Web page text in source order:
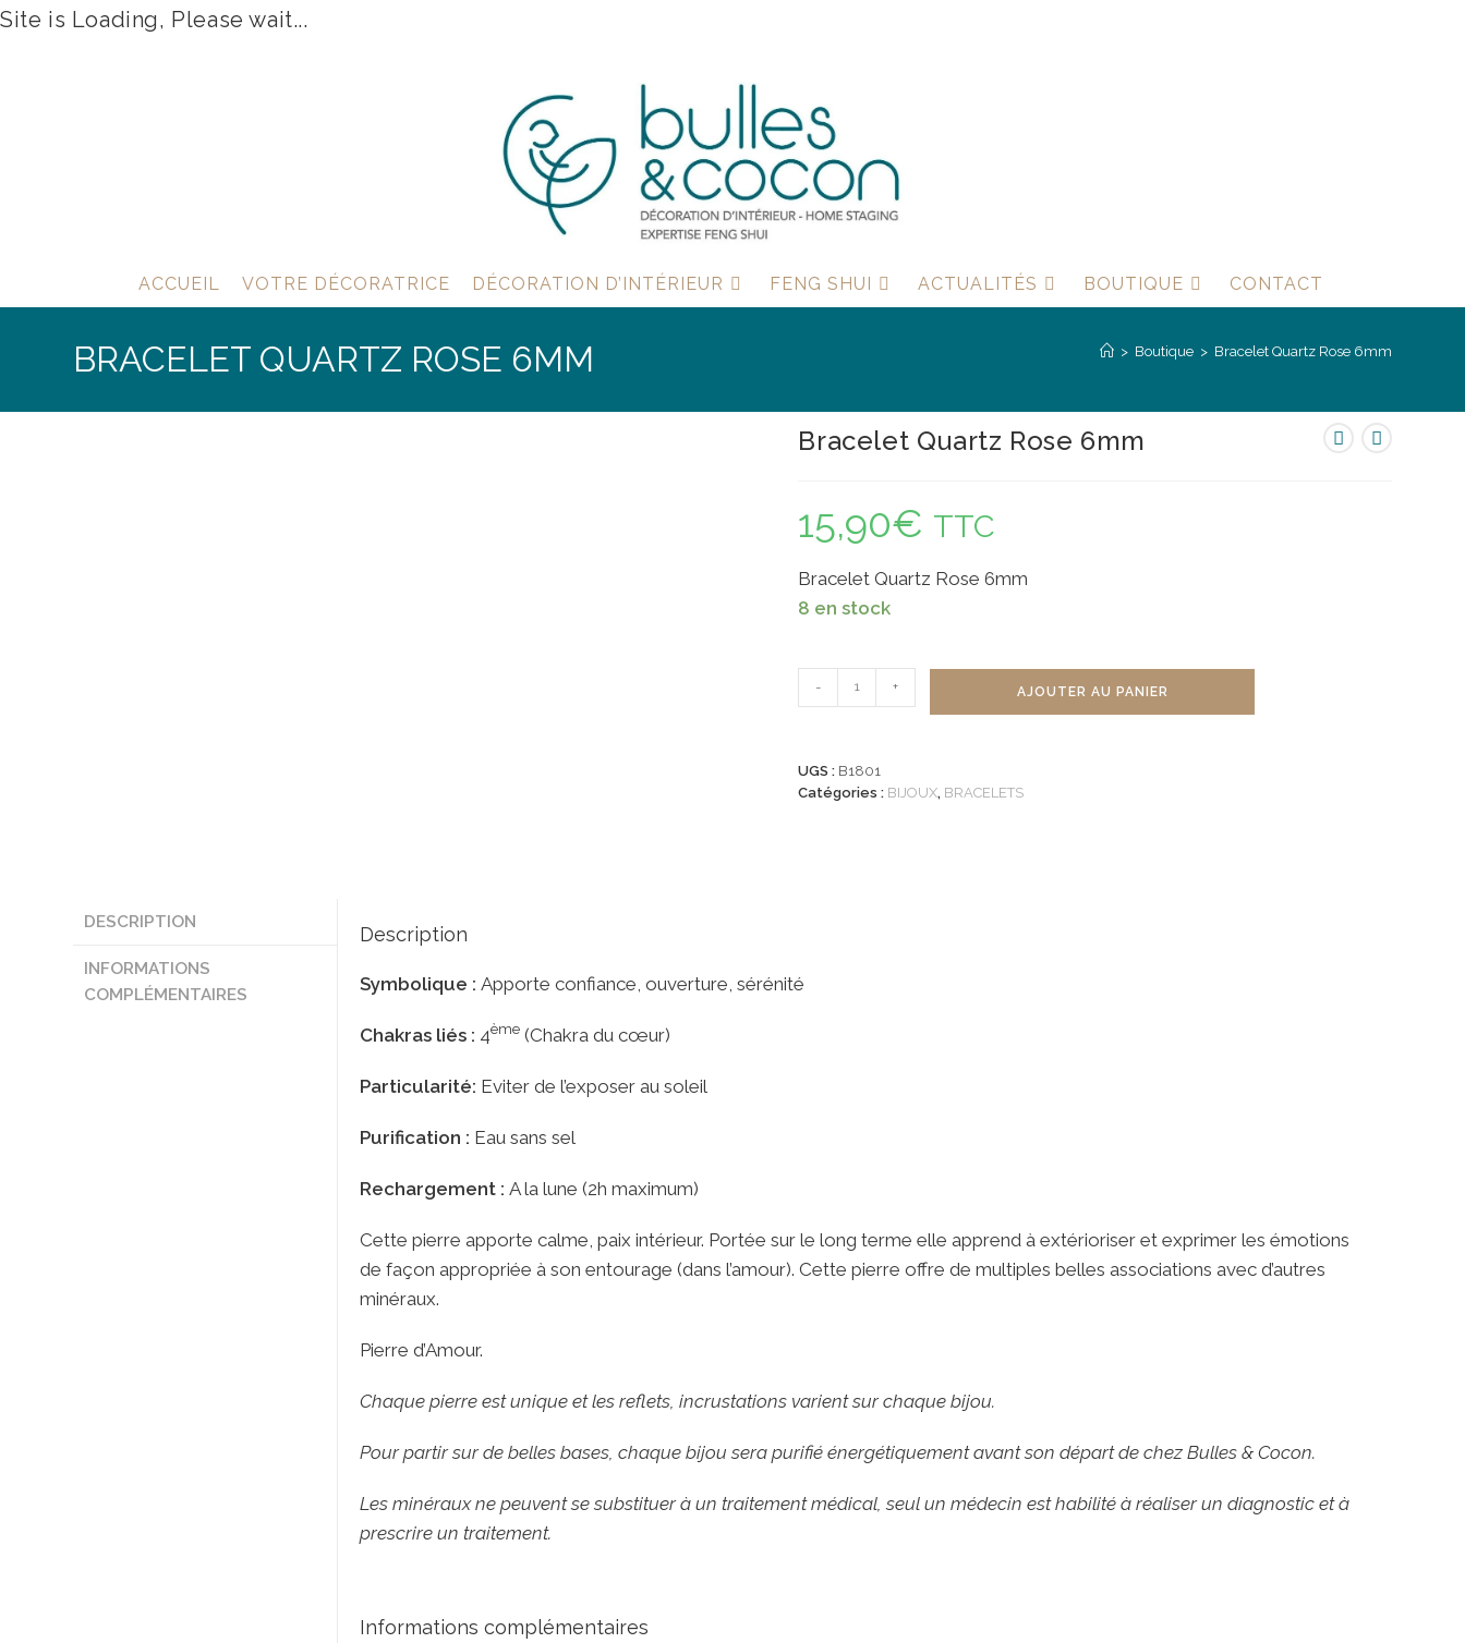
Site is Loading, Please wait...
ACCUEIL VOTRE DÉCORATRICE DÉCORATION D’INTÉRIEUR FENG SHUI ACTUALITÉS BOUTIQUE CONTACT
BRACELET QUARTZ ROSE 6MM > Boutique > Bracelet Quartz Rose 6mm
Bracelet Quartz Rose 6mm
15,90€ TTC
Bracelet Quartz Rose 6mm
8 en stock
de
Rose
6mm
- + AJOUTER AU PANIER
UGS : B1801
Catégories : BIJOUX, BRACELETS
DESCRIPTION
INFORMATIONS
COMPLÉMENTAIRES
Description
Symbolique :Apporte confiance, ouverture, sérénité
Chakras liés : 4ème (Chakra du cœur)
Particularité: Eviter de l’exposer au soleil
Purification : Eau sans sel
Rechargement :A la lune (2h maximum)
Cette pierre apporte calme, paix intérieur. Portée sur le long terme elle apprend à extérioriser et exprimer les émotions
de façon appropriée à son entourage (dans l’amour). Cette pierre offre de multiples belles associations avec d’autres
minéraux.
Pierre d’Amour.
Chaque pierre est unique et les reflets, incrustations varient sur chaque bijou.
Pour partir sur de belles bases, chaque bijou sera purifié énergétiquement avant son départ de chez Bulles & Cocon.
Les minéraux ne peuvent se substituer à un traitement médical, seul un médecin est habilité à réaliser un diagnostic et à
prescrire un traitement.
Informations complémentaires